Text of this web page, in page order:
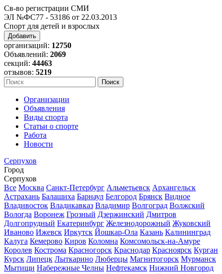
Св-во регистрации СМИ
ЭЛ №ФС77 - 53186 от 22.03.2013
Спорт для детей и взрослых
Добавить
организаций: 12750
Объявлений: 2069
секций: 44463
отзывов: 5219
Организации
Объявления
Виды спорта
Статьи о спорте
Работа
Новости
Серпухов
Город
Серпухов
Все Москва Санкт-Петербург Альметьевск Архангельск
Астрахань Балашиха Барнаул Белгород Брянск Видное
Владивосток Владикавказ Владимир Волгоград Волжский
Вологда Воронеж Грозный Дзержинский Дмитров
Долгопрудный Екатеринбург Железнодорожный Жуковский
Иваново Ижевск Иркутск Йошкар-Ола Казань Калининград
Калуга Кемерово Киров Коломна Комсомольск-на-Амуре
Королев Кострома Красногорск Краснодар Красноярск Курган
Курск Липецк Лыткарино Люберцы Магнитогорск Мурманск
Мытищи Набережные Челны Нефтекамск Нижний Новгород